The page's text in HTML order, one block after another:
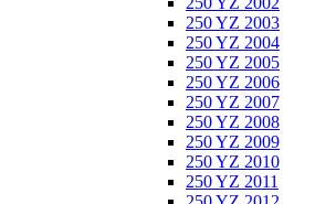
250 YZ 2003
250 YZ 2004
250 YZ 2005
250 YZ 2006
250 YZ 2007
250 YZ 2008
250 YZ 2009
250 YZ 2010
250 YZ 2011